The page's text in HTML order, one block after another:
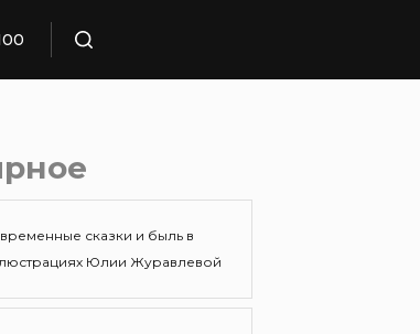
сказки и быль в
Юлии Журавлевой